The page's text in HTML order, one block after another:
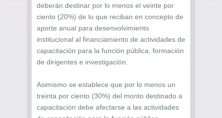
deberán destinar por lo menos el veinte por
ciento (20%) de lo que reciban en concepto de
aporte anual para desenvolvimiento
institucional al financiamiento de actividades de
capacitación para la función pública, formación
de dirigentes e investigación.
Asimismo se establece que por lo menos un
treinta por ciento (30%) del monto destinado a
capacitación debe afectarse a las actividades